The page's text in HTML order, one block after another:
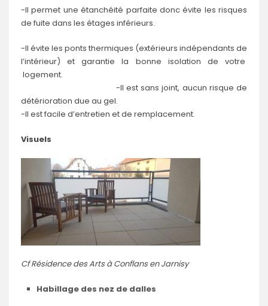
-Il permet une étanchéité parfaite donc évite les risques
de fuite dans les étages inférieurs.
-Il évite les ponts thermiques (extérieurs indépendants de
l’intérieur) et garantie la bonne isolation de votre
logement.
-Il est sans joint, aucun risque de
détérioration due au gel.
-Il est facile d’entretien et de remplacement.
Visuels
Cf Résidence des Arts à Conflans en Jarnisy
Habillage des nez de dalles